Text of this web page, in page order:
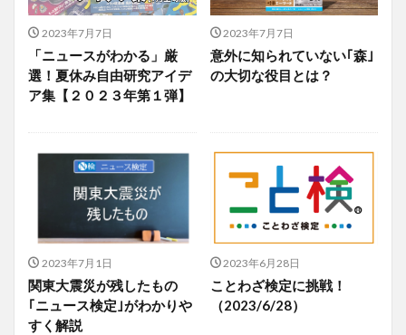
2023年7月7日
「ニュースがわかる」厳
選！夏休み自由研究アイデ
ア集【２０２３年第１弾】
2023年7月7日
意外に知られていない｢森｣
の大切な役目とは？
2023年7月1日
関東大震災が残したもの
｢ニュース検定｣がわかりや
すく解説
2023年6月28日
ことわざ検定に挑戦！
（2023/6/28）